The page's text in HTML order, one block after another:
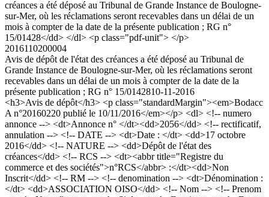
créances a été déposé au Tribunal de Grande Instance de Boulogne-
sur-Mer, où les réclamations seront recevables dans un délai de un
mois à compter de la date de la présente publication ; RG n°
15/01428</dd> </dl> <p class="pdf-unit"> </p>
2016110200004
Avis de dépôt de l'état des créances a été déposé au Tribunal de
Grande Instance de Boulogne-sur-Mer, où les réclamations seront
recevables dans un délai de un mois à compter de la date de la
présente publication ; RG n° 15/0142810-11-2016
<h3>Avis de dépôt</h3> <p class="standardMargin"><em>Bodacc
A n°20160220 publié le 10/11/2016</em></p> <dl> <!-- numero
annonce --> <dt>Annonce n° </dt><dd>2056</dd> <!-- rectificatif,
annulation --> <!-- DATE --> <dt>Date : </dt> <dd>17 octobre
2016</dd> <!-- NATURE --> <dd>Dépôt de l'état des
créances</dd> <!-- RCS --> <dt><abbr title="Registre du
commerce et des sociétés">n°RCS</abbr> :</dt><dd>Non
Inscrit</dd> <!-- RM --> <!-- denomination --> <dt>Dénomination :
</dt> <dd>ASSOCIATION OISO</dd> <!-- Nom --> <!-- Prenom